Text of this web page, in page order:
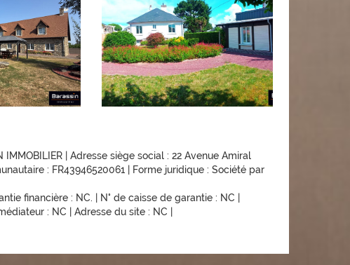
| Adresse siège social : 22 Avenue Amiral
: FR43946520061 | Forme juridique : Société par
financière : NC. | N° de caisse de garantie : NC |
: NC | Adresse du site : NC |